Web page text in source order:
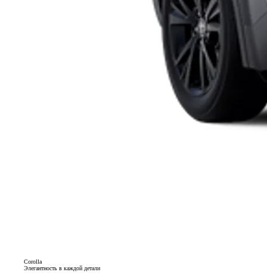
Corolla
Элегантность в каждой детали